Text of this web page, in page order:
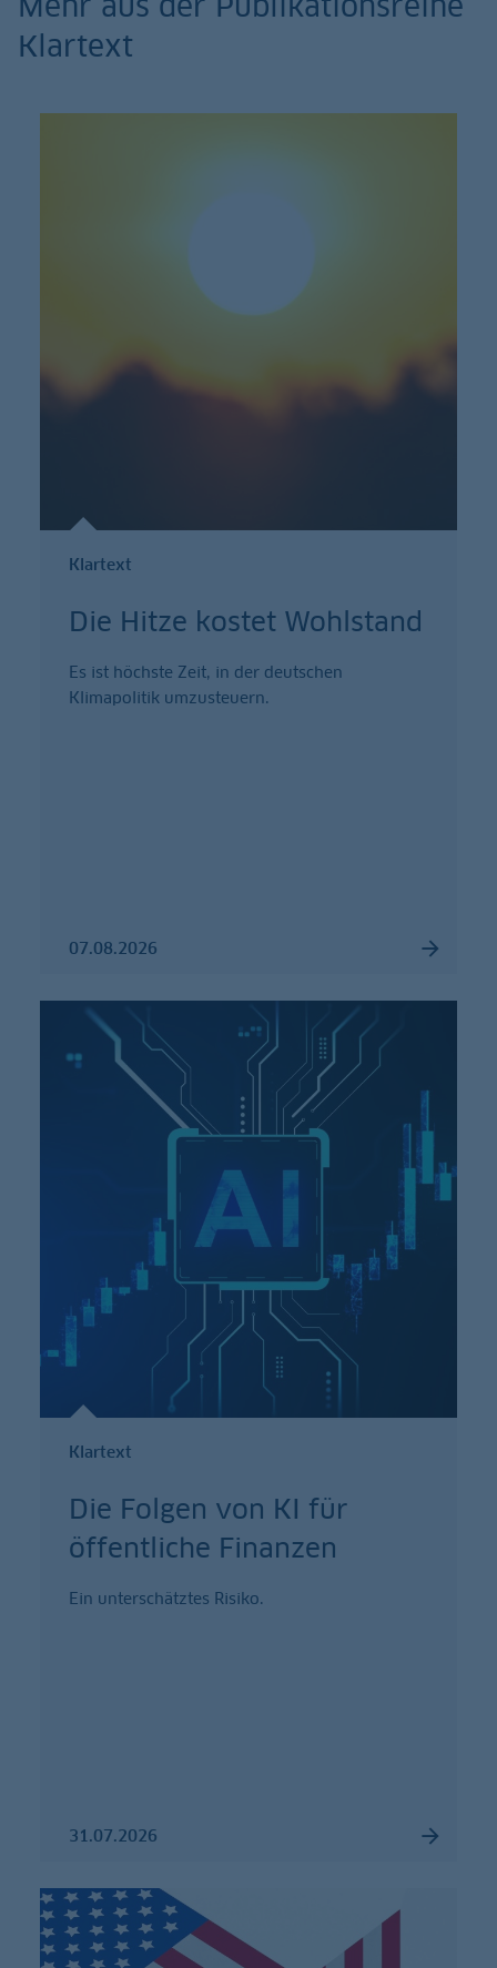
Klartext
Klartext
Die Hitze kostet Wohlstand
Es ist höchste Zeit, in der deutschen
Klimapolitik umzusteuern.
07.08.2026
Klartext
Die Folgen von KI für
öffentliche Finanzen
Ein unterschätztes Risiko.
31.07.2026